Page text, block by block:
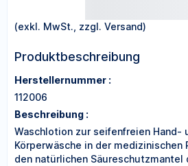
(exkl. MwSt., zzgl. Versand)
Produktbeschreibung
Herstellernummer :
112006
Beschreibung :
Waschlotion zur seifenfreien Hand-
Körperwäsche in der medizinischen
den natürlichen Säureschutzmantel